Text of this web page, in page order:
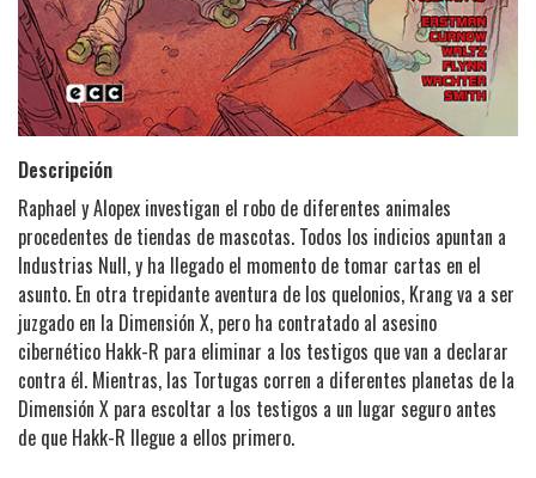
Descripción
Raphael y Alopex investigan el robo de diferentes animales
procedentes de tiendas de mascotas. Todos los indicios apuntan a
Industrias Null, y ha llegado el momento de tomar cartas en el
asunto. En otra trepidante aventura de los quelonios, Krang va a ser
juzgado en la Dimensión X, pero ha contratado al asesino
cibernético Hakk-R para eliminar a los testigos que van a declarar
contra él. Mientras, las Tortugas corren a diferentes planetas de la
Dimensión X para escoltar a los testigos a un lugar seguro antes
de que Hakk-R llegue a ellos primero.